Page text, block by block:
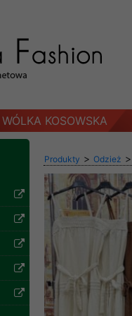
WÓLKA KOSOWSKA
Produkty > Odzież >